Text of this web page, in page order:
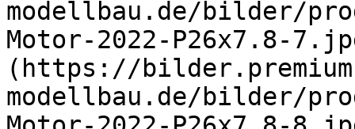
modellbau.de/bilder/
Motor-2022-P26x7.8-
(https://
modellbau.de/bilder/